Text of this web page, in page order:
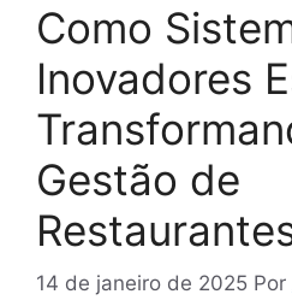
Como
Inovadores
Gestão de
14 de janeiro de 2025 Por